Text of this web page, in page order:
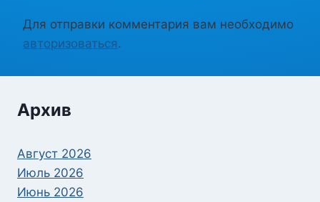
Для отправки комментария вам необходимо
авторизоваться.
Архив
Август 2026
Июль 2026
Июнь 2026